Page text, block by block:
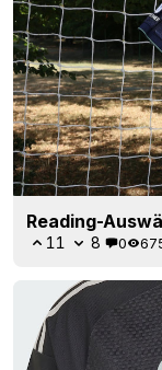
Reading-
11 8 0